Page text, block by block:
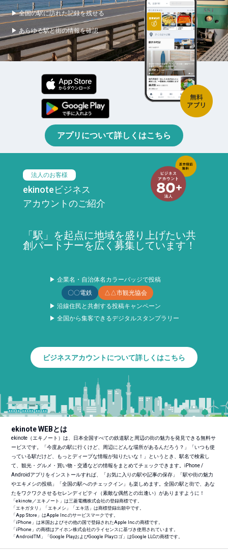
▶ 全国の駅に訪れた記録を残せる
▶ あらゆる駅と街の情報を確認
アプリについて詳しくはこちら
法人のお客様
ekinoteビジネス
アカウントのご紹介
「駅」を起点に地域を盛り上げたい共
創パートナーを広く募集しています！
▶ 企業名・自治体名カラーバッジで投稿
〇〇電鉄
△△市観光協会
▶ 沿線住民と共創する投稿キャンペーン
▶ 全国から集客できるデジタルスタンプラリー
ビジネスアカウントについて詳しくはこちら
ekinote WEBとは
ekinote（エキノート）は、日本全国すべての鉄道駅と周辺の街の魅力を発見できる無料サ
ービスです。「今度あの駅に行くけど、周辺にどんな場所があるんだろう？」「いつも使
っている駅だけど、もっとディープな情報が知りたいな！」というとき、駅名で検索し
て、観光・グルメ・買い物・交通などの情報をまとめてチェックできます。iPhone /
Androidアプリをインストールすれば、「お気に入りの駅や記事の保存」「駅や街の魅力
やエキメシの投稿」「全国の駅へのチェックイン」も楽しめます。全国の駅と街で、あな
たをワクワクさせるセレンディピティ（素敵な偶然との出逢い）がありますように！
「ekinote／エキノート」は三菱電機株式会社の登録商標です。
「エキガタリ」「エキメシ」「エキ活」は商標登録出願中です。
「App Store」はApple Inc.のサービスマークです。
「iPhone」は米国およびその他の国で登録されたApple Inc.の商標です。
「iPhone」の商標はアイホン株式会社のライセンスに基づき使用されています。
「AndroidTM 」「Google PlayおよびGoogle Playロゴ」はGoogle LLCの商標です。